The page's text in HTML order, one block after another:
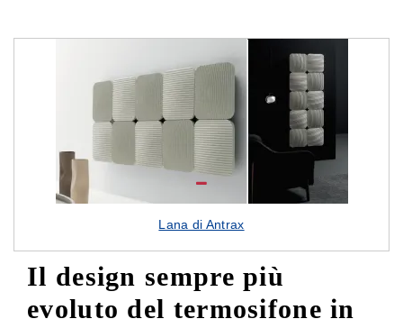
Lana di Antrax
Il design sempre più
evoluto del termosifone in